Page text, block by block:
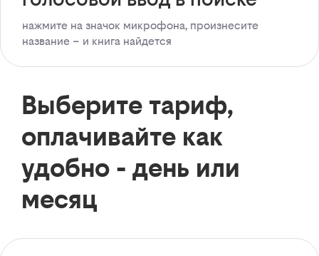
нажмите на значок микрофона, произнесите
название – и книга найдется
Выберите тариф,
оплачивайте как
удобно - день или
месяц